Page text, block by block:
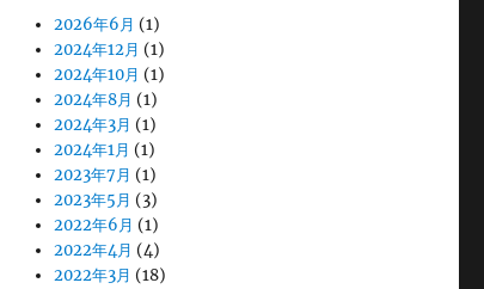
2026年6月 (1)
2024年12月 (1)
2024年10月 (1)
2024年8月 (1)
2024年3月 (1)
2024年1月 (1)
2023年7月 (1)
2023年5月 (3)
2022年6月 (1)
2022年4月 (4)
2022年3月 (18)